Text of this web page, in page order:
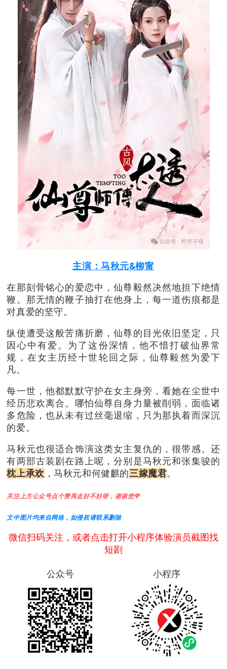
主演：马秋元&柳甯
在那刻骨铭心的爱恋中，仙尊毅然决然地担下绝情
鞭。那无情的鞭子抽打在他身上，每一道伤痕都是
对真爱的坚守。
纵使遭受这般苦痛折磨，仙尊的目光依旧坚定，只
因心中有爱。为了这份深情，他不惜打破仙界常
规，在女主历经十世轮回之际，仙尊毅然为爱下
凡。
每一世，他都默默守护在女主身旁，看她在尘世中
经历悲欢离合。 哪怕仙尊自身力量被削弱，面临诸
多危险，也从未有过丝毫退缩，只为那执着而深沉
的爱。
马秋元也很适合饰演这类女主复仇的，很带感。还
有两部古装剧在路上呢，分别是马秋元和张集骏的
枕上承欢 ，马秋元和何健麒的三嫁魔君。
关注上方公众号点个赞再走好不好呀，谢谢您🌹
文中图片均来自网络，如侵权请联系删除
微信扫码关注，或者点击打开小程序体验演员截图找
短剧
公众号 小程序